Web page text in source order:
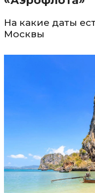
На какие даты
Москвы